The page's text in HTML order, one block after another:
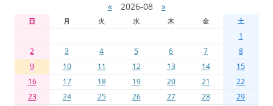
« 2026-08 »
日 月 火 水 木 金 土
1
2
3 4 5 6 7
8
9
10 11 12 13 14
15
16
17 18 19 20 21
22
23
24 25 26 27 28
29